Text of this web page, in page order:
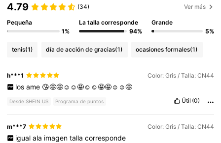
4.79 (34) Ver más
Pequeña
1%
La talla corresponde
94%
Grande
5%
tenis(1) día de acción de gracias(1) ocasiones formales(1)
h***1 Color: Gris / Talla: CN44
los ame 😘🤩🤩☺️☺️🤩☺️☺️🤩🤩☺️☺️🤩
Desde SHEIN US Programa de puntos Útil (0)
m***7 Color: Gris / Talla: CN44
igual ala imagen talla corresponde